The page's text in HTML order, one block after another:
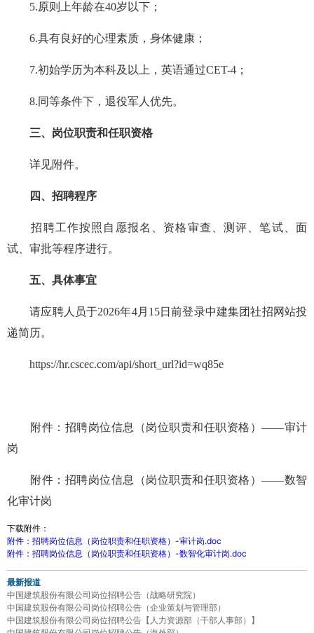
5.原则上年龄在40岁以下；
6.具有良好的心理素质，身体健康；
7.初始学历为本科及以上，英语通过CET-4；
8.同等条件下，退役军人优先。
三、岗位职责和任职资格
详见附件。
四、招聘程序
招聘工作按照自愿报名、资格审查、测评、笔试、面
试、审批等程序进行。
五、具体事宜
请应聘人员于2026年4月15日前登录中建集团社招网站投
递简历。
https://hr.cscec.com/api/short_url?id=wq85e
附件：招聘岗位信息（岗位职责和任职资格）——审计
岗
附件：招聘岗位信息（岗位职责和任职资格）——数智
化审计岗
下载附件：
附件：招聘岗位信息（岗位职责和任职资格）-审计岗.doc
附件：招聘岗位信息（岗位职责和任职资格）-数智化审计岗.doc
最新报道
中国建筑股份有限公司岗位招聘公告（战略研究院）
中国建筑股份有限公司岗位招聘公告（企业策划与管理部）
中国建筑股份有限公司岗位招聘公告【人力资源部（干部人事部）】